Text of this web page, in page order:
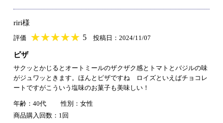
riri様
評価 ★★★★★
★★★★★ 5 投稿日：2024/11/07
ピザ
サクッとかじるとオートミールのザクザク感とトマトとバジルの味
がジュワッときます。ほんとピザですね ロイズといえばチョコレ
ートですがこういう塩味のお菓子も美味しい！
年齢：40代
性別：女性
商品購入回数：1回